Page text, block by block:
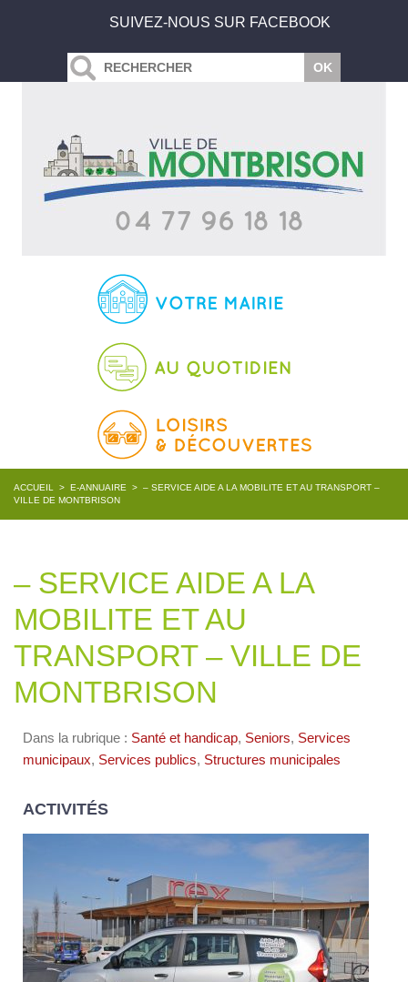
SUIVEZ-NOUS SUR FACEBOOK
ACCUEIL > E-ANNUAIRE > – SERVICE AIDE A LA MOBILITE ET AU TRANSPORT –
VILLE DE MONTBRISON
– SERVICE AIDE A LA
MOBILITE ET AU
TRANSPORT – VILLE DE
MONTBRISON
Dans la rubrique : Santé et handicap, Seniors, Services
municipaux, Services publics, Structures municipales
ACTIVITÉS